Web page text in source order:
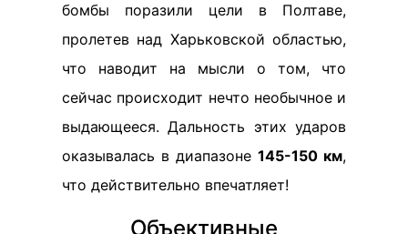
бомбы поразили цели в Полтаве,
пролетев над Харьковской областью,
что наводит на мысли о том, что
сейчас происходит нечто необычное и
выдающееся. Дальность этих ударов
оказывалась в диапазоне 145-150 км,
что действительно впечатляет!
Объективные